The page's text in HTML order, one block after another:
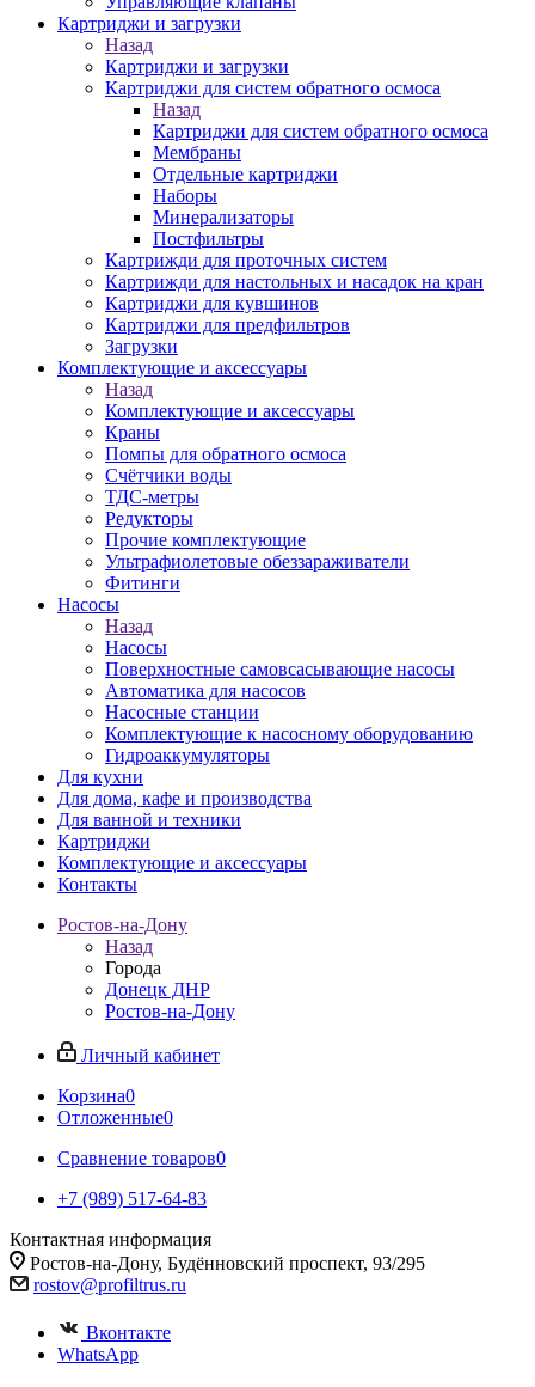
Картриджи и загрузки
Назад
Картриджи и загрузки
Картриджи для систем обратного осмоса
Назад
Картриджи для систем обратного осмоса
Мембраны
Отдельные картриджи
Наборы
Минерализаторы
Постфильтры
Картрижди для проточных систем
Картрижди для настольных и насадок на кран
Картриджи для кувшинов
Картриджи для предфильтров
Загрузки
Комплектующие и аксессуары
Назад
Комплектующие и аксессуары
Краны
Помпы для обратного осмоса
Счётчики воды
ТДС-метры
Редукторы
Прочие комплектующие
Ультрафиолетовые обеззараживатели
Фитинги
Насосы
Назад
Насосы
Поверхностные самовсасывающие насосы
Автоматика для насосов
Насосные станции
Комплектующие к насосному оборудованию
Гидроаккумуляторы
Для кухни
Для дома, кафе и производства
Для ванной и техники
Картриджи
Комплектующие и аксессуары
Контакты
Ростов-на-Дону
Назад
Города
Донецк ДНР
Ростов-на-Дону
Личный кабинет
Корзина0
Отложенные0
Сравнение товаров0
+7 (989) 517-64-83
Контактная информация
Ростов-на-Дону, Будённовский проспект, 93/295
rostov@profiltrus.ru
Вконтакте
WhatsApp